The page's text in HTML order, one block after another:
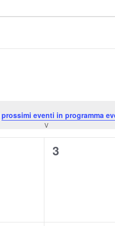
Notice
prossimi eventi in programma
V
0
3